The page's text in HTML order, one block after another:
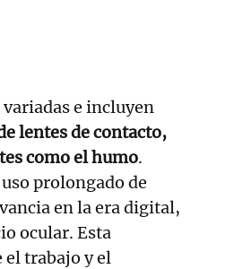
e incluyen
lentes de contacto,
como el humo.
prolongado de
en la era digital,
ocular. Esta
el trabajo y el